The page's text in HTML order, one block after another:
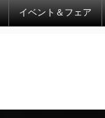
イベント＆フェア